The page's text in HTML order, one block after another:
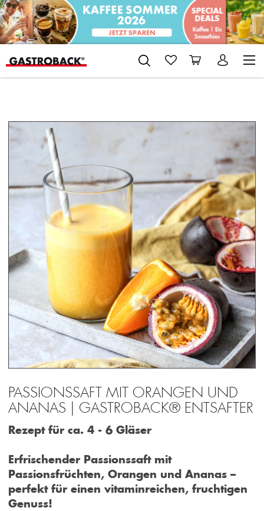
PASSIONSSAFT MIT ORANGEN UND
ANANAS | GASTROBACK® ENTSAFTER
Rezept für ca. 4 - 6 Gläser
Erfrischender Passionssaft mit
Passionsfrüchten, Orangen und Ananas –
perfekt für einen vitaminreichen, fruchtigen
Genuss!